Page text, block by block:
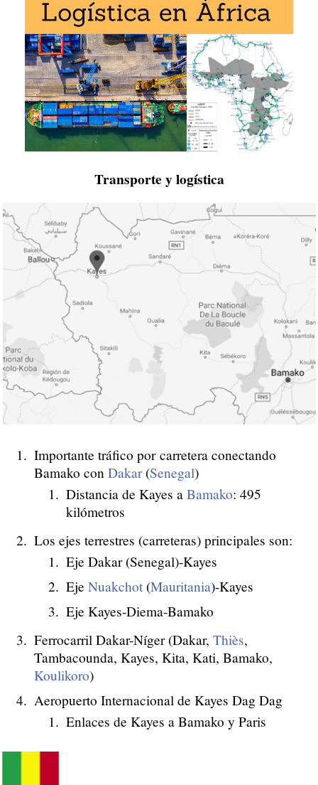
Transporte y logística
Importante tráfico por carretera conectando
Bamako con Dakar(Senegal)
Distancia de Kayes a Bamako: 495
kilómetros
Los ejes terrestres (carreteras) principales son:
Eje Dakar (Senegal)-Kayes
Eje Nuakchot(Mauritania)-Kayes
Eje Kayes-Diema-Bamako
Ferrocarril Dakar-Níger (Dakar, Thiès,
Tambacounda, Kayes, Kita, Kati, Bamako,
Koulikoro)
Aeropuerto Internacional de Kayes Dag Dag
Enlaces de Kayes a Bamako y Paris